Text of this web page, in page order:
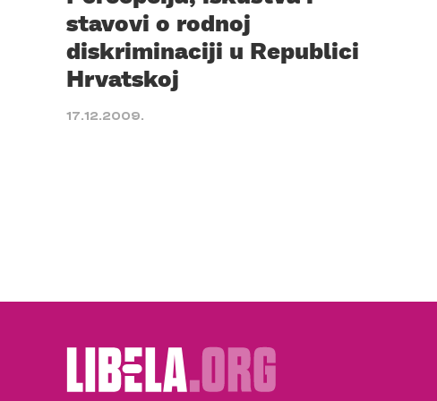
stavovi o rodnoj
diskriminaciji u Republici
Hrvatskoj
17.12.2009.